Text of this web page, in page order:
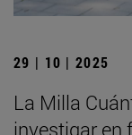
29 | 10 | 2025
La Milla
investigar en